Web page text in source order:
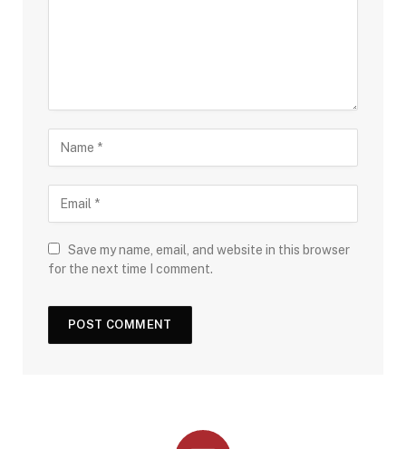
Save my name, email, and website in this browser
for the next time I comment.